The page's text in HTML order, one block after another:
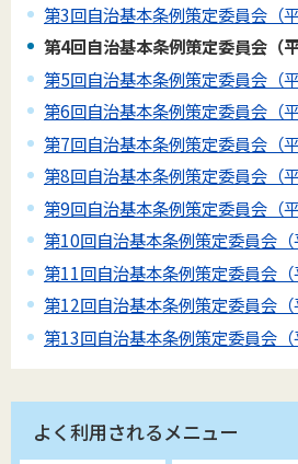
第3回自治基本条例策定委員会（
第4回自治基本条例策定委員会（
第5回自治基本条例策定委員会（
第6回自治基本条例策定委員会（
第7回自治基本条例策定委員会（
第8回自治基本条例策定委員会（
第9回自治基本条例策定委員会（
第10回自治基本条例策定委員会（
第11回自治基本条例策定委員会（
第12回自治基本条例策定委員会（
第13回自治基本条例策定委員会（
よく利用されるメニュー